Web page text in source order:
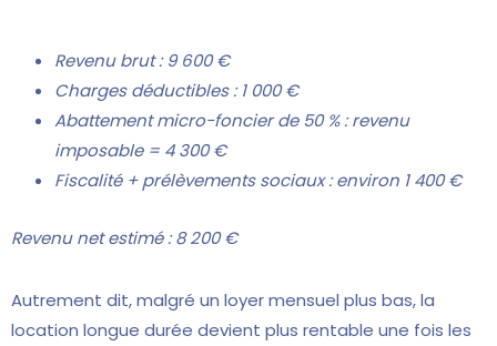
Revenu brut : 9 600 €
Charges déductibles : 1 000 €
Abattement micro-foncier de 50 % : revenu
imposable = 4 300 €
Fiscalité + prélèvements sociaux : environ 1 400 €
Revenu net estimé : 8 200 €
Autrement dit, malgré un loyer mensuel plus bas, la
location longue durée devient plus rentable une fois les